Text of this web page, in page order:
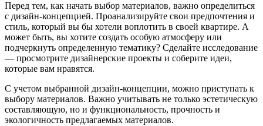
Перед тем, как начать выбор материалов, важно определиться
с дизайн-концепцией. Проанализируйте свои предпочтения и
стиль, который вы бы хотели воплотить в своей квартире. А
может быть, вы хотите создать особую атмосферу или
подчеркнуть определенную тематику? Сделайте исследование
— просмотрите дизайнерские проекты и соберите идеи,
которые вам нравятся.
С учетом выбранной дизайн-концепции, можно приступать к
выбору материалов. Важно учитывать не только эстетическую
составляющую, но и функциональность, прочность и
экологичность предлагаемых материалов.